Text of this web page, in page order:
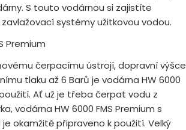
S touto vodárnou si zajistíte
systémy užitkovou vodou.
Premium
čerpacímu ústrojí, dopravní výšce
tlaku až 6 Barů je vodárna HW 6000
Ať už je třeba čerpat vodu z
vodárna HW 6000 FMS Premium s
okamžitě připraveno k použití. Velký